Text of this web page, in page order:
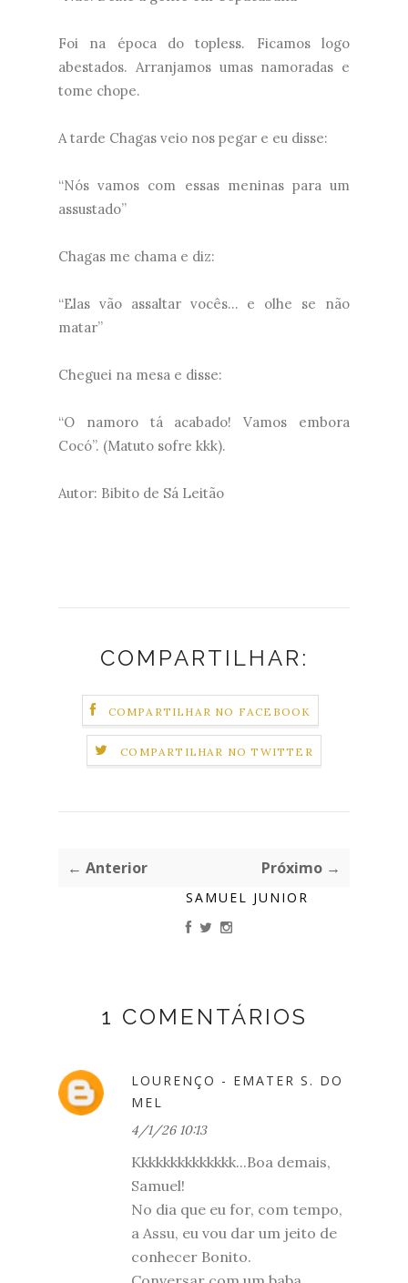
Foi na época do topless. Ficamos logo
abestados. Arranjamos umas namoradas e
tome chope.
A tarde Chagas veio nos pegar e eu disse:
“Nós vamos com essas meninas para um
assustado”
Chagas me chama e diz:
“Elas vão assaltar vocês... e olhe se não
matar”
Cheguei na mesa e disse:
“O namoro tá acabado! Vamos embora
Cocó”. (Matuto sofre kkk).
Autor: Bibito de Sá Leitão
COMPARTILHAR:
COMPARTILHAR NO FACEBOOK
COMPARTILHAR NO TWITTER
← Anterior Próximo →
SAMUEL JUNIOR
1 COMENTÁRIOS
LOURENÇO - EMATER S. DO
MEL
4/1/26 10:13
Kkkkkkkkkkkkkk...Boa demais,
Samuel!
No dia que eu for, com tempo,
a Assu, eu vou dar um jeito de
conhecer Bonito.